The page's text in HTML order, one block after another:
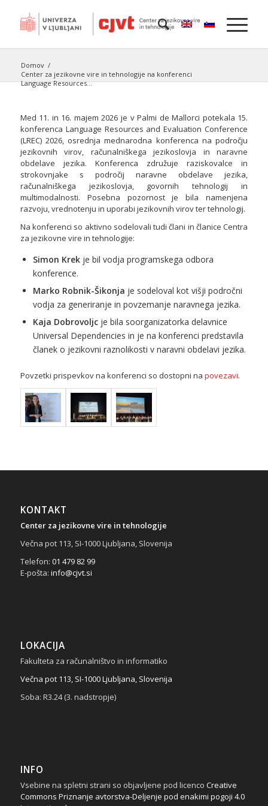
Domov /
Center za jezikovne vire in tehnologije na konferenci
Language Resources...
Med 11. in 16. majem 2026 je v Palmi de Mallorci potekala 15.
konferenca Language Resources and Evaluation Conference
(LREC) 2026, osrednja mednarodna konferenca na področju
jezikovnih virov, računalniškega jezikoslovja in naravne
obdelave jezika. Konferenca združuje raziskovalce in
strokovnjake s področij naravne obdelave jezika,
računalniškega jezikoslovja, govornih tehnologij in
multimodalnosti. Posebna pozornost je bila namenjena
razvoju, vrednotenju in uporabi jezikovnih virov ter tehnologij.
Na konferenci so aktivno sodelovali tudi člani in članice Centra
za jezikovne vire in tehnologije:
Simon Krekje bil vodja programskega odbora
konference.
Marko Robnik-Šikonja je sodeloval kot višji področni
vodja za generiranje in povzemanje naravnega jezika.
Kaja Dobrovoljcje bila soorganizatorka delavnice
Universal Dependencies in je na konferenci predstavila
članek o jezikovni raznolikosti v naravni obdelavi jezika.
Povzetki prispevkov na konferenci so dostopni na povezavi.
KONTAKT
Center za jezikovne vire in tehnologije
Večna pot 113, SI-1000 Ljubljana, Slovenija
Telefon: 01 479 82 99
E-pošta: info@cjvt.si
LOKACIJA
Fakulteta za računalništvo in informatiko
Večna pot 113, SI-1000 Ljubljana, Slovenija
Soba: R3.24 (3. nadstropje)
INFO
Vsebine na spletni strani so objavljene pod licenco Creative
Commons Priznanje avtorstva-Deljenje pod enakimi pogoji 4.0